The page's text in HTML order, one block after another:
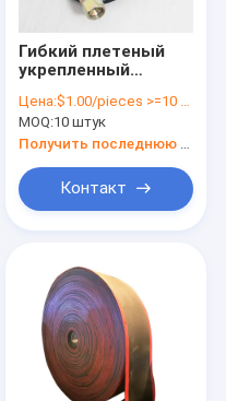
Гибкий плетеный
укрепленный
топливный
масляный шланг
резиновый сборка 1
2 3 дюйма
Цена:$1.00/pieces >=10 pieces
MOQ:10 штук
Контакт